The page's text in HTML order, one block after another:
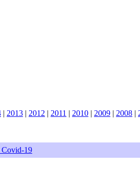
| 2013 | 2012 | 2011 | 2010 | 2009 | 2008 |
Covid-19